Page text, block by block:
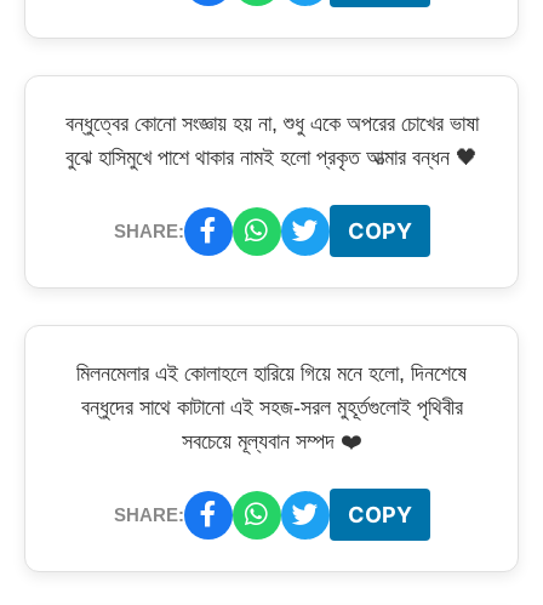
বন্ধুত্বের কোনো সংজ্ঞায় হয় না, শুধু একে অপরের চোখের ভাষা
বুঝে হাসিমুখে পাশে থাকার নামই হলো প্রকৃত আত্মার বন্ধন 🖤
SHARE: COPY
মিলনমেলার এই কোলাহলে হারিয়ে গিয়ে মনে হলো, দিনশেষে
বন্ধুদের সাথে কাটানো এই সহজ-সরল মুহূর্তগুলোই পৃথিবীর
সবচেয়ে মূল্যবান সম্পদ ❤️
SHARE: COPY